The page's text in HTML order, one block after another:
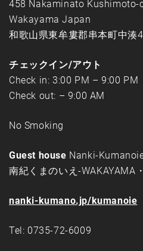
458 Nakaminato Kushimoto-
Wakayama Japan
和歌山県東牟婁郡串本町中湊
チェックイン/アウト
Check in: 3:00 PM – 9:00 PM
Check out: – 9:00 AM
No Smoking
Guest house Nanki-
南紀くまのいえ-WAKAYAMA
nanki-kumano.jp/kumanoie
Tel: 0735-72-6009